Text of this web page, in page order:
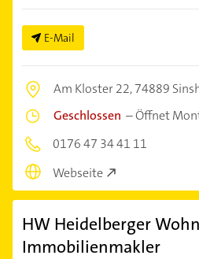
E-Mail
Am Kloster 22,74889
Geschlossen –Öffnet
0176 47 34 41 11
Webseite
HW Heidelberger
Immobilienmakler